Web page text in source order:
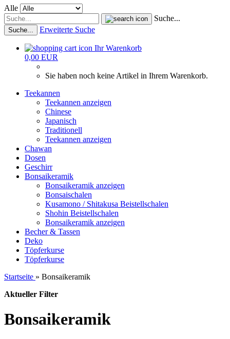
Alle
Suche...
Suche... Erweiterte Suche
Ihr Warenkorb
0,00 EUR
Sie haben noch keine Artikel in Ihrem Warenkorb.
Teekannen
Teekannen anzeigen
Chinese
Japanisch
Traditionell
Teekannen anzeigen
Chawan
Dosen
Geschirr
Bonsaikeramik
Bonsaikeramik anzeigen
Bonsaischalen
Kusamono / Shitakusa Beistellschalen
Shohin Beistellschalen
Bonsaikeramik anzeigen
Becher & Tassen
Deko
Töpferkurse
Töpferkurse
Startseite » Bonsaikeramik
Aktueller Filter
Bonsaikeramik